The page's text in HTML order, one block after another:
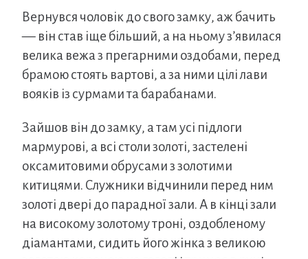
Вернувся чоловік до свого замку, аж бачить
— він став іще більший, а на ньому з’явилася
велика вежа з прегарними оздобами, перед
брамою стоять вартові, а за ними цілі лави
вояків із сурмами та барабанами.
Зайшов він до замку, а там усі підлоги
мармурові, а всі столи золоті, застелені
оксамитовими обрусами з золотими
китицями. Служники відчинили перед ним
золоті двері до парадної зали. А в кінці зали
на високому золотому троні, оздобленому
діамантами, сидить його жінка з великою